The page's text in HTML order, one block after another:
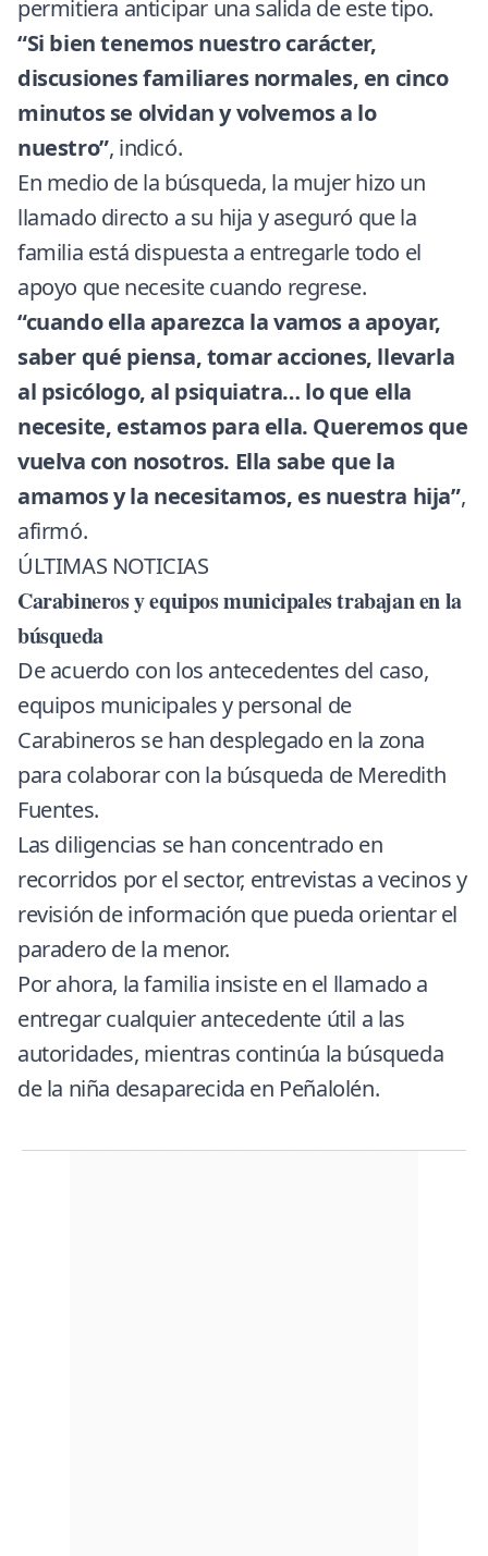
permitiera anticipar una salida de este tipo.
“Si bien tenemos nuestro carácter,
discusiones familiares normales, en cinco
minutos se olvidan y volvemos a lo
nuestro”, indicó.
En medio de la búsqueda, la mujer hizo un
llamado directo a su hija y aseguró que la
familia está dispuesta a entregarle todo el
apoyo que necesite cuando regrese.
“cuando ella aparezca la vamos a apoyar,
saber qué piensa, tomar acciones, llevarla
al psicólogo, al psiquiatra… lo que ella
necesite, estamos para ella. Queremos que
vuelva con nosotros. Ella sabe que la
amamos y la necesitamos, es nuestra hija”,
afirmó.
ÚLTIMAS NOTICIAS
Carabineros y equipos municipales trabajan en la
búsqueda
De acuerdo con los antecedentes del caso,
equipos municipales y personal de
Carabineros se han desplegado en la zona
para colaborar con la búsqueda de Meredith
Fuentes.
Las diligencias se han concentrado en
recorridos por el sector, entrevistas a vecinos y
revisión de información que pueda orientar el
paradero de la menor.
Por ahora, la familia insiste en el llamado a
entregar cualquier antecedente útil a las
autoridades, mientras continúa la búsqueda
de la niña desaparecida en Peñalolén.